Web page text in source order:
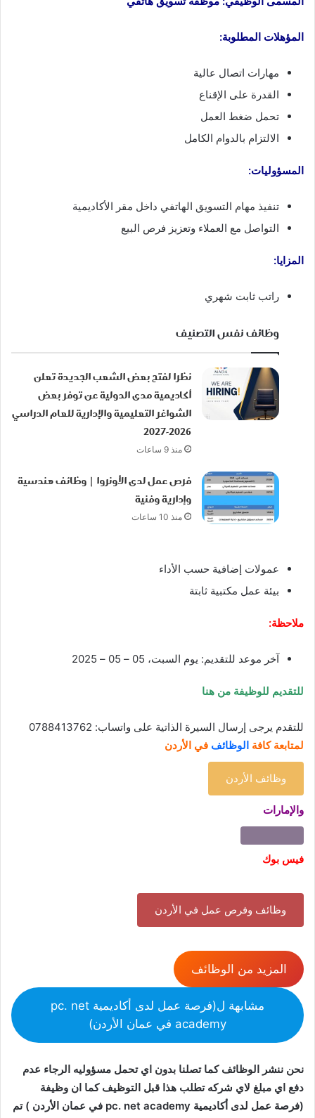
المؤهلات المطلوبة:
مهارات اتصال عالية
القدرة على الإقناع
تحمل ضغط العمل
الالتزام بالدوام الكامل
المسؤوليات:
تنفيذ مهام التسويق الهاتفي داخل مقر الأكاديمية
التواصل مع العملاء وتعزيز فرص البيع
المزايا:
راتب ثابت شهري
وظائف نفس التصنيف
نظرا لفتح بعض الشعب الجديدة تعلن
أكاديمية مدى الدولية عن توفر بعض
الشواغر التعليمية والإدارية للعام الدراسي
2026-2027
منذ 9 ساعات
فرص عمل لدى الأونروا | وظائف هندسية
وإدارية وفنية
منذ 10 ساعات
عمولات إضافية حسب الأداء
بيئة عمل مكتبية ثابتة
ملاحظة:
آخر موعد للتقديم: يوم السبت، 05 – 05 – 2025
للتقديم للوظيفة من هنا
للتقدم يرجى إرسال السيرة الذاتية على واتساب: 0788413762
لمتابعة كافة الوظائف في الأردن
وظائف الأردن
والإمارات
فيس بوك
وظائف وفرص عمل في الأردن
المزيد من الوظائف
مشابهة ل(فرصة عمل لدى أكاديمية pc. net
academy في عمان الأردن)
نحن ننشر الوظائف كما تصلنا بدون اي تحمل مسؤوليه الرجاء عدم
دفع اي مبلغ لاي شركه تطلب هذا قبل التوظيف كما ان وظيفة
(فرصة عمل لدى أكاديمية pc. net academy في عمان الأردن ) تم